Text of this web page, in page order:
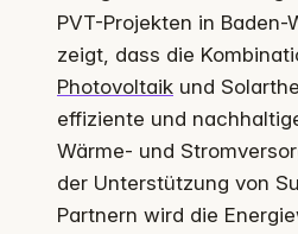
PVT-Projekten in Baden-
zeigt, dass die
Photovoltaik und
effiziente und
Wärme- und
der Unterstützung von
Partnern wird die